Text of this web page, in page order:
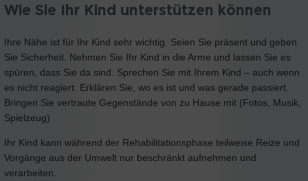
Wie Sie Ihr Kind unterstützen können
Ihre Nähe ist für Ihr Kind sehr wichtig. Seien Sie präsent und geben
Sie Sicherheit. Nehmen Sie Ihr Kind in die Arme und lassen Sie es
spüren, dass Sie da sind. Sprechen Sie mit Ihrem Kind – auch wenn
es nicht reagiert. Erklären Sie, wo es ist und was gerade passiert.
Bringen Sie vertraute Gegenstände von zu Hause mit (Fotos, Musik,
Spielzeug)
Ihr Kind kann während der Rehabilitationsphase teilweise Reize und
Vorgänge aus der Umwelt nur beschränkt aufnehmen und
verarbeiten.